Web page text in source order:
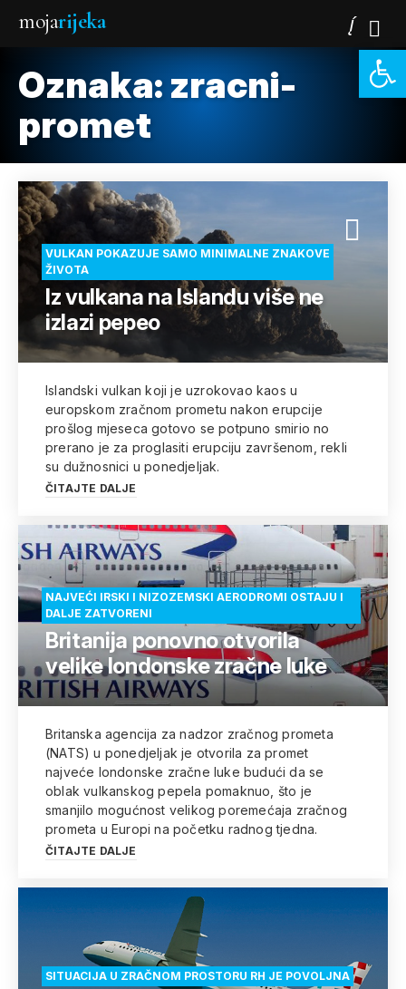
mojarijeka
Oznaka: zracni-
promet
VULKAN POKAZUJE SAMO MINIMALNE ZNAKOVE
ŽIVOTA
Iz vulkana na Islandu više ne
izlazi pepeo
Islandski vulkan koji je uzrokovao kaos u
europskom zračnom prometu nakon erupcije
prošlog mjeseca gotovo se potpuno smirio no
prerano je za proglasiti erupciju završenom, rekli
su dužnosnici u ponedjeljak.
ČITAJTE DALJE
NAJVEĆI IRSKI I NIZOZEMSKI AERODROMI OSTAJU I
DALJE ZATVORENI
Britanija ponovno otvorila
velike londonske zračne luke
Britanska agencija za nadzor zračnog prometa
(NATS) u ponedjeljak je otvorila za promet
najveće londonske zračne luke budući da se
oblak vulkanskog pepela pomaknuo, što je
smanjilo mogućnost velikog poremećaja zračnog
prometa u Europi na početku radnog tjedna.
ČITAJTE DALJE
SITUACIJA U ZRAČNOM PROSTORU RH JE POVOLJNA